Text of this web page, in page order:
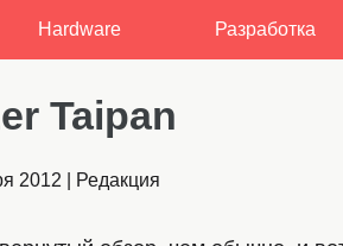
Hardware Разработка
Taipan
2012 Редакция